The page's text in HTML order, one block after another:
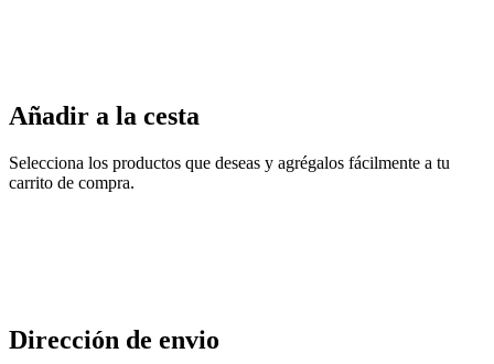
Añadir a la cesta
Selecciona los productos que deseas y agrégalos fácilmente a tu
carrito de compra.
Dirección de envio